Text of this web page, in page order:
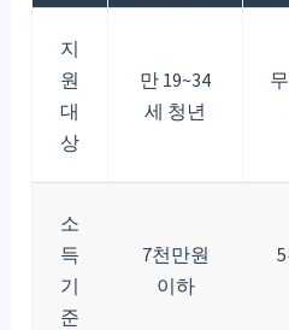
지
원
대
상
만 19~34
세 청년
소
득
기
준
7천만원
이하